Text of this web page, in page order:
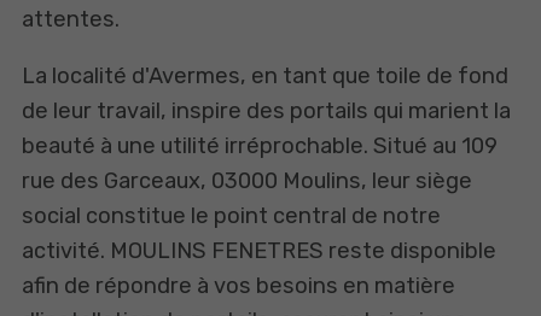
attentes.
La localité d'Avermes, en tant que toile de fond
de leur travail, inspire des portails qui marient la
beauté à une utilité irréprochable. Situé au 109
rue des Garceaux, 03000 Moulins, leur siège
social constitue le point central de notre
activité. MOULINS FENETRES reste disponible
afin de répondre à vos besoins en matière